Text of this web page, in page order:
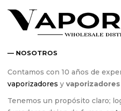
— NOSOTROS
Contamos con 10 años de
vaporizadores y
Tenemos un propósito claro;